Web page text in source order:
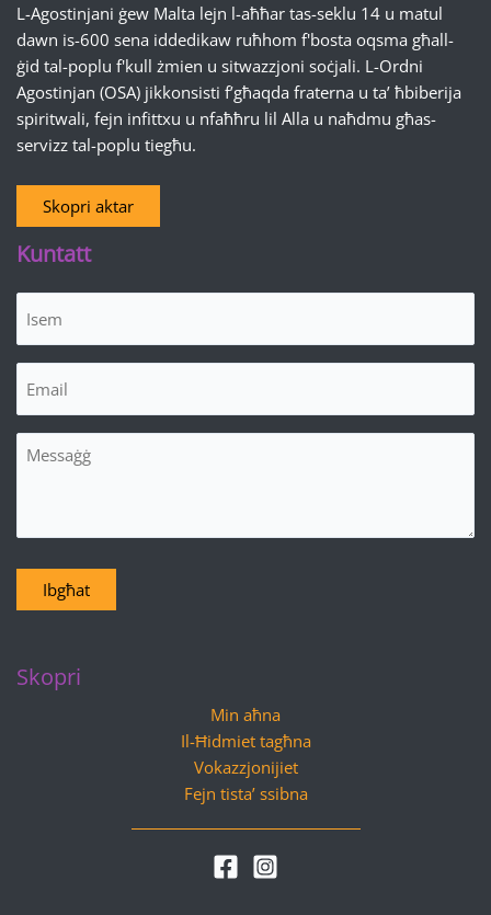
L-Agostinjani ġew Malta lejn l-aħħar tas-seklu 14 u matul
dawn is-600 sena iddedikaw ruħhom f'bosta oqsma għall-
ġid tal-poplu f'kull żmien u sitwazzjoni soċjali. L-Ordni
Agostinjan (OSA) jikkonsisti f’għaqda fraterna u ta’ ħbiberija
spiritwali, fejn infittxu u nfaħħru lil Alla u naħdmu għas-
servizz tal-poplu tiegħu.
Skopri aktar
Kuntatt
Messaġġ
Ibgħat
Skopri
Min aħna
Il-Ħidmiet tagħna
Vokazzjonijiet
Fejn tista’ ssibna